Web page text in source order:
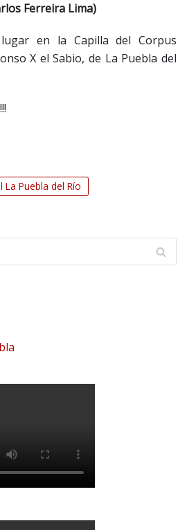
Ferreira Lima)
en la Capilla del Corpus
X el Sabio, de La Puebla del
La Puebla del Río